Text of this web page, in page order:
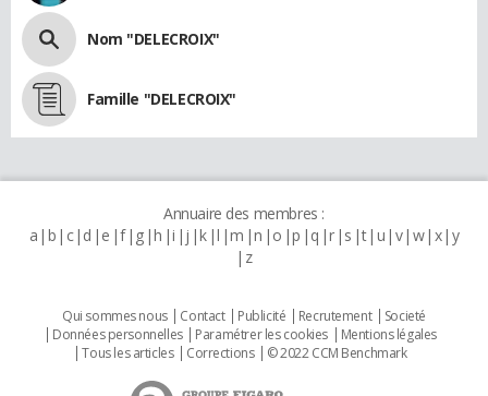
Nom "DELECROIX"
Famille "DELECROIX"
Annuaire des membres :
a b c d e f g h i j k l m n o p q r s t u v w x y
z
Qui sommes nous Contact Publicité Recrutement
Societé
Données personnelles
Paramétrer les cookies
Mentions légales
Tous les articles
Corrections © 2022 CCM Benchmark